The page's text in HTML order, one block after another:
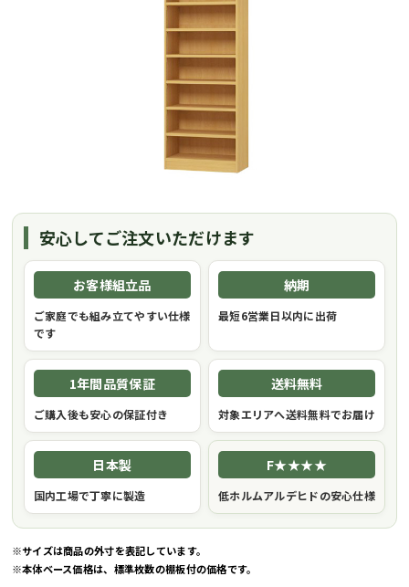
安心してご注文いただけます
お客様組立品
ご家庭でも組み立てやすい仕様
です
納期
最短6営業日以内に出荷
1年間品質保証
ご購入後も安心の保証付き
送料無料
対象エリアへ送料無料でお届け
日本製
国内工場で丁寧に製造
F★★★★
低ホルムアルデヒドの安心仕様
※サイズは商品の外寸を表記しています。
※本体ベース価格は、標準枚数の棚板付の価格です。